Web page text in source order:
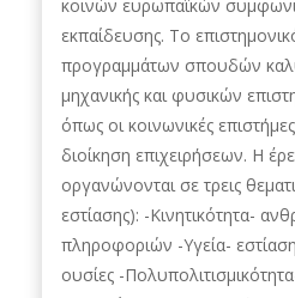
κοινών ευρωπαϊκών
εκπαίδευσης. Το
προγραμμάτων σπουδών
μηχανικής και φυσικών
όπως οι κοινωνικές
διοίκηση επιχειρήσεων. Η
οργανώνονται σε τρεις
εστίασης): -Κινητικότητα-
πληροφοριών -Υγεία-
ουσίες -